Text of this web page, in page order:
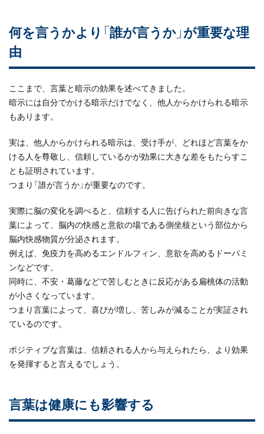
何を言うかより「誰が言うか」が重要な理
由
ここまで、言葉と暗示の効果を述べてきました。
暗示には自分でかける暗示だけでなく、他人からかけられる暗示
もあります。
実は、他人からかけられる暗示は、受け手が、どれほど言葉をか
ける人を尊敬し、信頼しているかが効果に大きな差をもたらすこ
とも証明されています。
つまり「誰が言うか」が重要なのです。
実際に脳の変化を調べると、信頼する人に告げられた前向きな言
葉によって、脳内の快感と意欲の場である側坐核という部位から
脳内快感物質が分泌されます。
例えば、免疫力を高めるエンドルフィン、意欲を高めるドーパミ
ンなどです。
同時に、不安・葛藤などで苦しむときに反応がある扁桃体の活動
が小さくなっています。
つまり言葉によって、喜びが増し、苦しみが減ることが実証され
ているのです。
ポジティブな言葉は、信頼される人から与えられたら、より効果
を発揮すると言えるでしょう。
言葉は健康にも影響する